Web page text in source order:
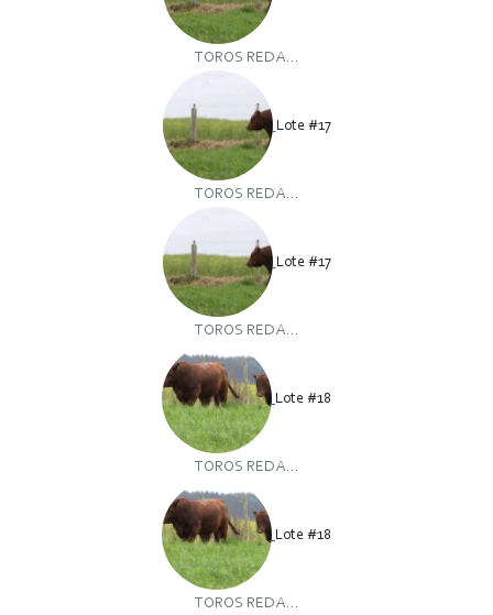
TOROS RED A...
Lote #17
TOROS RED A...
Lote #17
TOROS RED A...
Lote #18
TOROS RED A...
Lote #18
TOROS RED A...